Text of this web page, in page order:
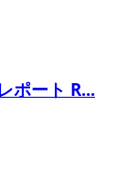
ポート R...